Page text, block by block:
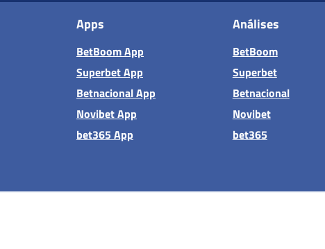
Apps
BetBoom App
Superbet App
Betnacional App
Novibet App
bet365 App
Análises
BetBoom
Superbet
Betnacional
Novibet
bet365